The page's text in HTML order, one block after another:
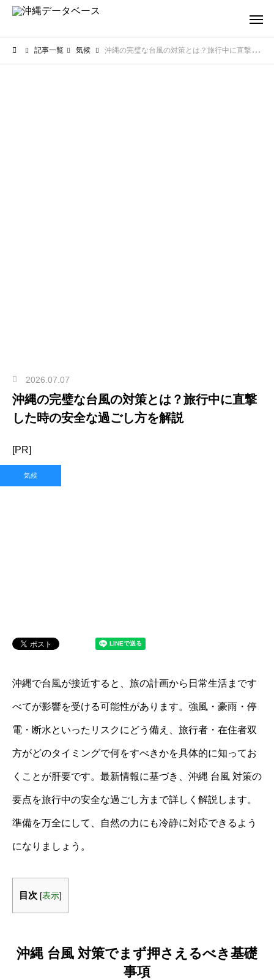
記事一覧 気候 沖縄の完璧な台風の対策とは？旅行中に直撃した時の安全な過ごし方を解説
2026.07.07
沖縄の完璧な台風の対策とは？旅行中に直撃
した時の安全な過ごし方を解説
[PR]
気候
沖縄で台風が接近すると、旅の計画から日常生活まです
べてが影響を受ける可能性があります。強風・豪雨・停
電・断水といったリスクにどう備え、旅行者・在住者双
方がどのタイミングで何をすべきかを具体的に知ってお
くことが肝要です。最新情報に基づき、沖縄 台風 対策の
要点を旅行中の安全な過ごし方まで詳しく解説します。
準備を万全にして、自然の力にも冷静に対応できるよう
になりましょう。
目次 [表示]
沖縄 台風 対策でまず押さえるべき基礎
事項